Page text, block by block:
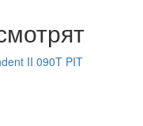
II 090T PIT